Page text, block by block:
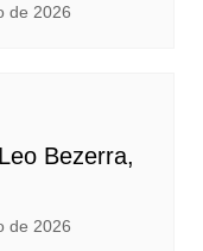
de 2026
Bezerra,
de 2026